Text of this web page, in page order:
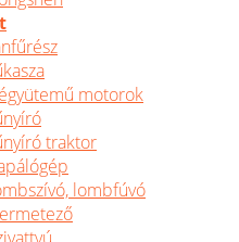
motorok
traktor
lombfúvó